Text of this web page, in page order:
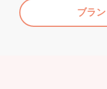
ブラ